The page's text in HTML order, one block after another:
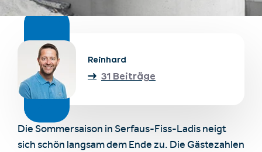
info@serfaus-fiss-ladis.at
Die Sommersaison in Serfaus-Fiss-Ladis neigt
sich schön langsam dem Ende zu. Die Gästezahlen
Reinhard
31 Beiträge